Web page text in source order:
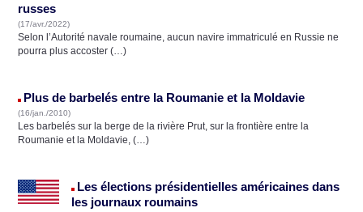
russes
(17/avr./2022)
Selon l’Autorité navale roumaine, aucun navire immatriculé en Russie ne
pourra plus accoster (…)
Plus de barbelés entre la Roumanie et la Moldavie
(16/jan./2010)
Les barbelés sur la berge de la rivière Prut, sur la frontière entre la
Roumanie et la Moldavie, (…)
Les élections présidentielles américaines dans
les journaux roumains